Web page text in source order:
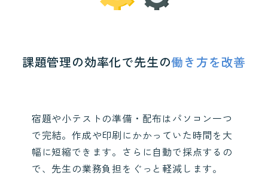
課題管理の効率化で先生の働き方を改善
宿題や小テストの準備・配布はパソコン一つ
で完結。作成や印刷にかかっていた時間を大
幅に短縮できます。さらに自動で採点するの
で、先生の業務負担をぐっと軽減します。